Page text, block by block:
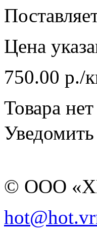
Цена
750.00 р./
Товара
© ООО